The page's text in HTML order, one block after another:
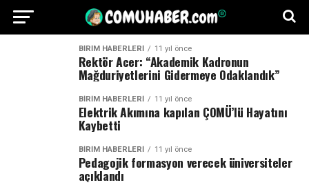
BİRİM HABERLERİ 11 yıl önce
Rektör Acer: “Akademik Kadronun
Mağduriyetlerini Gidermeye Odaklandık”
BİRİM HABERLERİ 11 yıl önce
Elektrik Akımına kapılan ÇOMÜ’lü Hayatını
Kaybetti
BİRİM HABERLERİ 11 yıl önce
Pedagojik formasyon verecek üniversiteler
açıklandı